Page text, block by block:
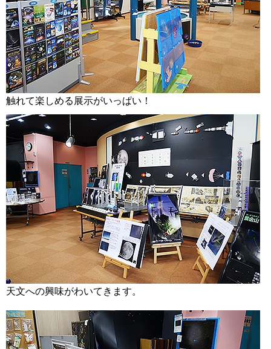
触れて楽しめる展示がいっぱい！
天文への興味がわいてきます。